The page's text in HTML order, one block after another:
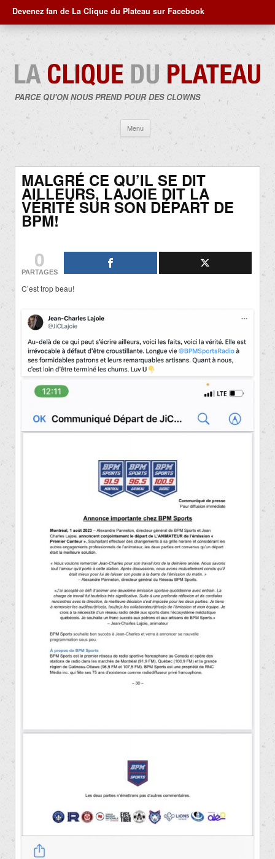
Devenez fan de La Clique du Plateau sur Facebook
PARCE QU'ON NOUS PREND POUR DES CLOWNS
Menu
contenu
MALGRÉ CE QU’IL SE DIT
AILLEURS, LAJOIE DIT LA
VÉRITÉ SUR SON DÉPART DE
BPM!
0
PARTAGES
C’est trop beau!